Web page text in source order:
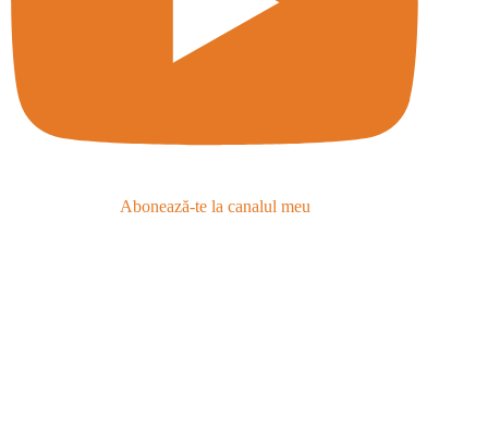
Abonează-te la canalul meu